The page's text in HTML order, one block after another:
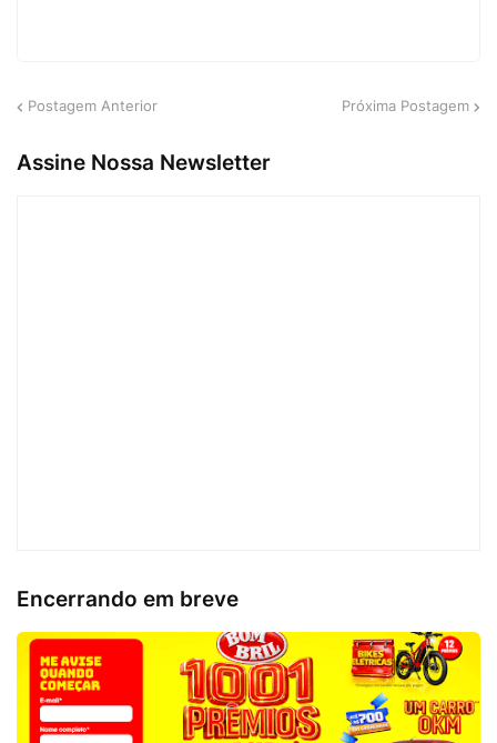
Postagem Anterior Próxima Postagem
Assine Nossa Newsletter
Encerrando em breve